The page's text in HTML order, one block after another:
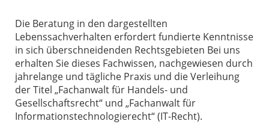
Die Beratung in den dargestellten
Lebenssachverhalten erfordert fundierte Kenntnisse
in sich überschneidenden Rechtsgebieten Bei uns
erhalten Sie dieses Fachwissen, nachgewiesen durch
jahrelange und tägliche Praxis und die Verleihung
der Titel „Fachanwalt für Handels- und
Gesellschaftsrecht“ und „Fachanwalt für
Informationstechnologierecht“ (IT-Recht).